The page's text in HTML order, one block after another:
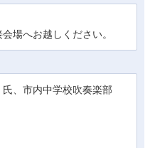
場へお越しください。
、市内中学校吹奏楽部